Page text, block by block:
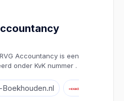
Accountancy is een
onder KvK nummer .